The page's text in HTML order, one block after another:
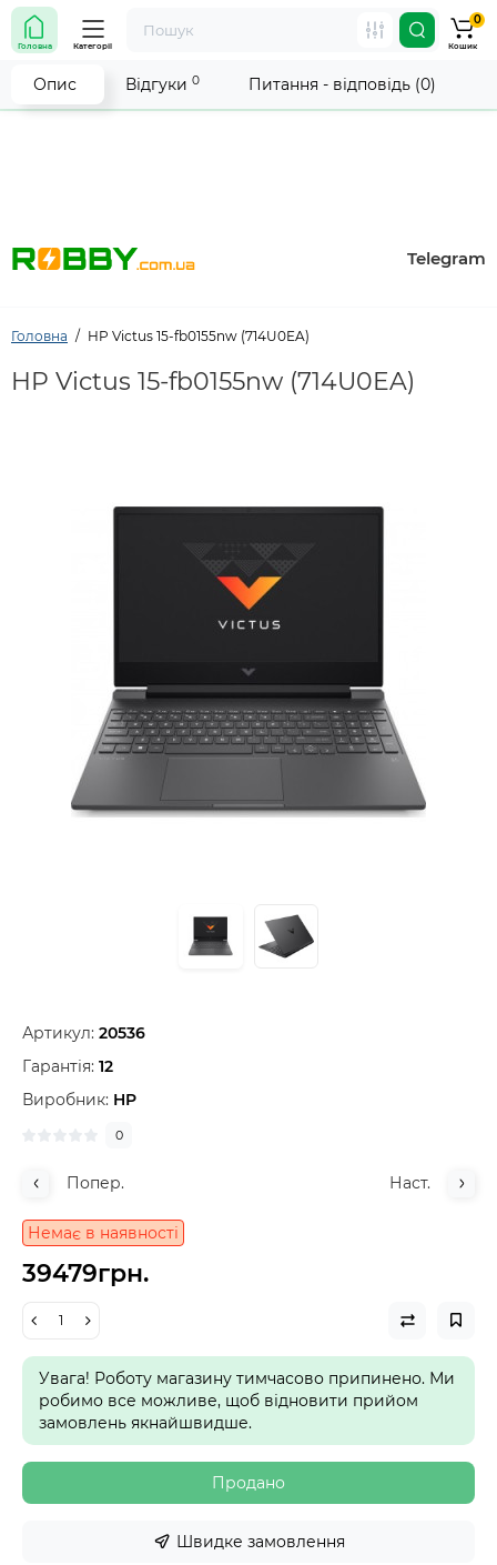
Увага! Роботу магазину тимчасово припинено. Ми
робимо все можливе, щоб відновити прийом
замовлень якнайшвидше.
Telegram
Головна Категорії
0
Кошик
Головна HP Victus 15-fb0155nw (714U0EA)
HP Victus 15-fb0155nw (714U0EA)
Артикул: 20536
Гарантія: 12
Виробник: HP
0
Попер. Наст.
Немає в наявності
39479грн.
Увага! Роботу магазину тимчасово припинено. Ми
робимо все можливе, щоб відновити прийом
замовлень якнайшвидше.
Продано
Швидке замовлення
Опис Відгуки 0 Питання - відповідь (0)